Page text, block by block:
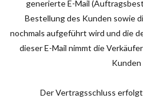
generierte E-Mail
Bestellung des Kunden sowie
nochmals aufgeführt wird und die
dieser E-Mail nimmt die
Kunden
Der Vertragsschluss